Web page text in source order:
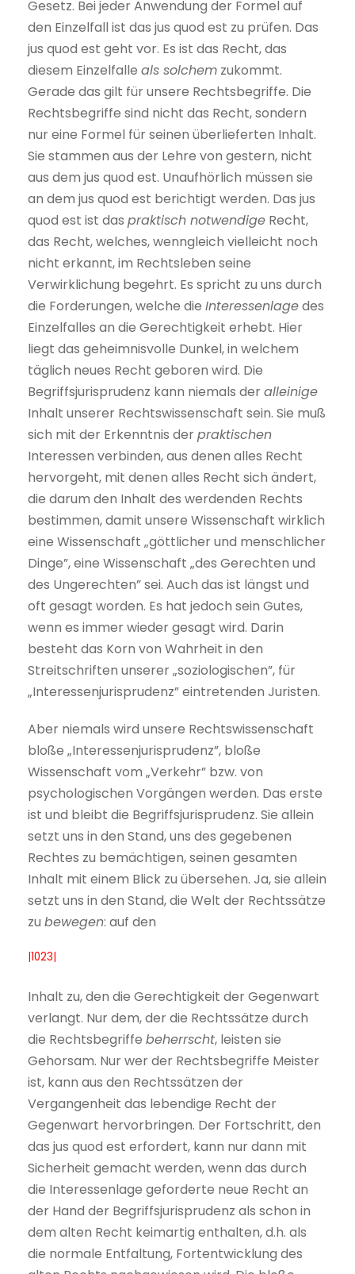
Gesetz. Bei jeder Anwendung der Formel auf
den Einzelfall ist das jus quod est zu prüfen. Das
jus quod est geht vor. Es ist das Recht, das
diesem Einzelfalle als solchem zukommt.
Gerade das gilt für unsere Rechtsbegriffe. Die
Rechtsbegriffe sind nicht das Recht, sondern
nur eine Formel für seinen überlieferten Inhalt.
Sie stammen aus der Lehre von gestern, nicht
aus dem jus quod est. Unaufhörlich müssen sie
an dem jus quod est berichtigt werden. Das jus
quod est ist das praktisch notwendige Recht,
das Recht, welches, wenngleich vielleicht noch
nicht erkannt, im Rechtsleben seine
Verwirklichung begehrt. Es spricht zu uns durch
die Forderungen, welche die Interessenlagedes
Einzelfalles an die Gerechtigkeit erhebt. Hier
liegt das geheimnisvolle Dunkel, in welchem
täglich neues Recht geboren wird. Die
Begriffsjurisprudenz kann niemals deralleinige
Inhalt unserer Rechtswissenschaft sein. Sie muß
sich mit der Erkenntnis derpraktischen
Interessen verbinden, aus denen alles Recht
hervorgeht, mit denen alles Recht sich ändert,
die darum den Inhalt des werdenden Rechts
bestimmen, damit unsere Wissenschaft wirklich
eine Wissenschaft „göttlicher und menschlicher
Dinge”, eine Wissenschaft „des Gerechten und
des Ungerechten” sei. Auch das ist längst und
oft gesagt worden. Es hat jedoch sein Gutes,
wenn es immer wieder gesagt wird. Darin
besteht das Korn von Wahrheit in den
Streitschriften unserer „soziologischen”, für
„Interessenjurisprudenz” eintretenden Juristen.
Aber niemals wird unsere Rechtswissenschaft
bloße „Interessenjurisprudenz”, bloße
Wissenschaft vom „Verkehr” bzw. von
psychologischen Vorgängen werden. Das erste
ist und bleibt die Begriffsjurisprudenz. Sie allein
setzt uns in den Stand, uns des gegebenen
Rechtes zu bemächtigen, seinen gesamten
Inhalt mit einem Blick zu übersehen. Ja, sie allein
setzt uns in den Stand, die Welt der Rechtssätze
zu bewegen: auf den
|1023|
Inhalt zu, den die Gerechtigkeit der Gegenwart
verlangt. Nur dem, der die Rechtssätze durch
die Rechtsbegriffe beherrscht, leisten sie
Gehorsam. Nur wer der Rechtsbegriffe Meister
ist, kann aus den Rechtssätzen der
Vergangenheit das lebendige Recht der
Gegenwart hervorbringen. Der Fortschritt, den
das jus quod est erfordert, kann nur dann mit
Sicherheit gemacht werden, wenn das durch
die Interessenlage geforderte neue Recht an
der Hand der Begriffsjurisprudenz als schon in
dem alten Recht keimartig enthalten, d.h. als
die normale Entfaltung, Fortentwicklung des